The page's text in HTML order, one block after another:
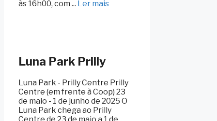
às 16h00, com ... Ler mais
Luna Park Prilly
Luna Park - Prilly Centre Prilly
Centre (em frente à Coop) 23
de maio - 1 de junho de 2025 O
Luna Park chega ao Prilly